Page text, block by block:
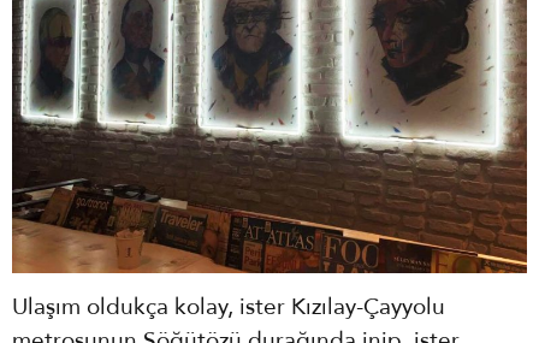
Ulaşım oldukça kolay, ister Kızılay-Çayyolu